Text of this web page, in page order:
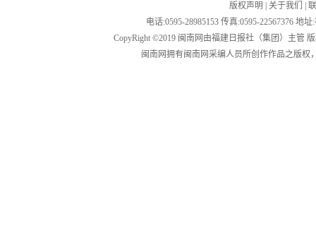
版权声明 关于我们
电话:0595-28985153 传真:0595-22567376 地
CopyRight ©2019 闽南网由福建日报社（集团）主管
闽南网拥有闽南网采编人员所创作作品之版